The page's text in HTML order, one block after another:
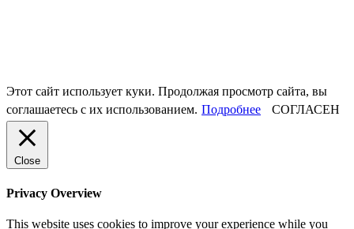
Этот сайт использует куки. Продолжая просмотр сайта, вы
соглашаетесь с их использованием. Подробнее СОГЛАСЕН
Close
Privacy Overview
This website uses cookies to improve your experience while you